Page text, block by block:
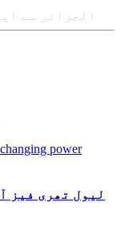
الجزائر سے ایلما کی